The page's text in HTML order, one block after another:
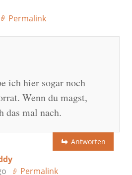
Permalink
ich hier sogar noch
Wenn du magst,
das mal nach.
Antworten
Permalink